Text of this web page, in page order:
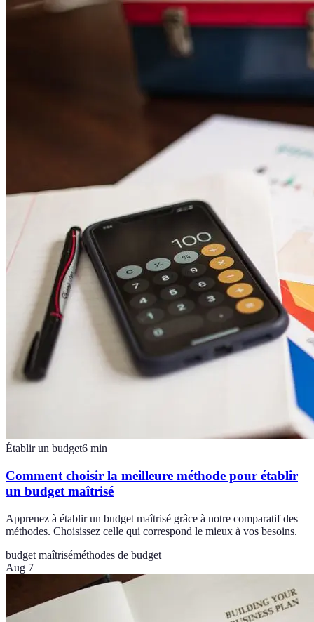
Établir un budget6 min
Comment choisir la meilleure méthode pour établir
un budget maîtrisé
Apprenez à établir un budget maîtrisé grâce à notre comparatif des
méthodes. Choisissez celle qui correspond le mieux à vos besoins.
budget maîtriséméthodes de budget
Aug 7